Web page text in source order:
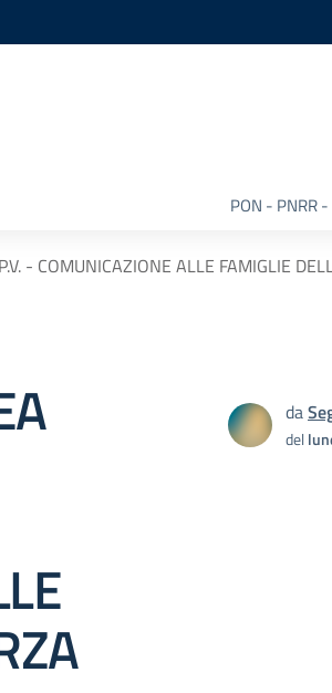
PON - PNRR -
- COMUNICAZIONE ALLE FAMIGLIE
da
del